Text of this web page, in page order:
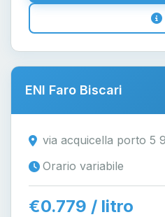
ENI Faro Biscari
via acquicella porto 5
Orario variabile
€0.779 / litro